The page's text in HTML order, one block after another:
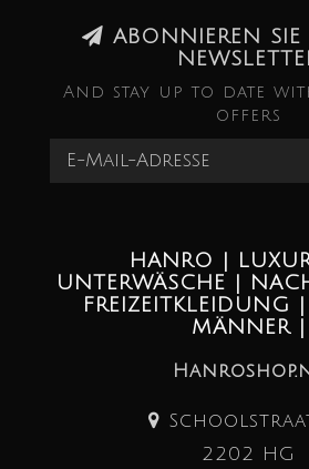
ABONNIEREN SIE
And stay up to date
offers
HANRO |
UNTERWÄSCHE |
FREIZEITKLEIDUNG
MÄNNER |
2202 HG